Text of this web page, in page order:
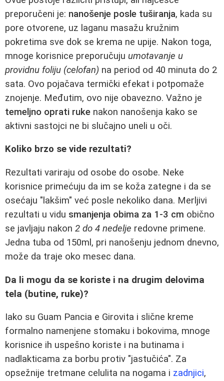
preporučeni je: nanošenje posle tuširanja, kada su
pore otvorene, uz laganu masažu kružnim
pokretima sve dok se krema ne upije. Nakon toga,
mnoge korisnice preporučuju umotavanje u
providnu foliju (celofan) na period od 40 minuta do 2
sata. Ovo pojačava termički efekat i potpomaže
znojenje. Međutim, ovo nije obavezno. Važno je
temeljno oprati ruke nakon nanošenja kako se
aktivni sastojci ne bi slučajno uneli u oči.
Koliko brzo se vide rezultati?
Rezultati variraju od osobe do osobe. Neke
korisnice primećuju da im se koža zategne i da se
osećaju "lakšim" već posle nekoliko dana. Merljivi
rezultati u vidu smanjenja obima za 1-3 cm obično
se javljaju nakon 2 do 4 nedelje redovne primene.
Jedna tuba od 150ml, pri nanošenju jednom dnevno,
može da traje oko mesec dana.
Da li mogu da se koriste i na drugim delovima
tela (butine, ruke)?
Iako su Guam Pancia e Girovita i slične kreme
formalno namenjene stomaku i bokovima, mnoge
korisnice ih uspešno koriste i na butinama i
nadlakticama za borbu protiv "jastučića". Za
opsežnije tretmane celulita na nogama i zadnjici,